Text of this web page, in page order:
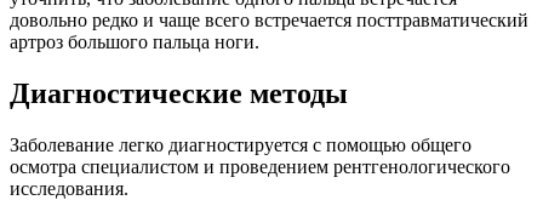
довольно редко и чаще всего встречается посттравматический
артроз большого пальца ноги.
Диагностические методы
Заболевание легко диагностируется с помощью общего
осмотра специалистом и проведением рентгенологического
исследования.